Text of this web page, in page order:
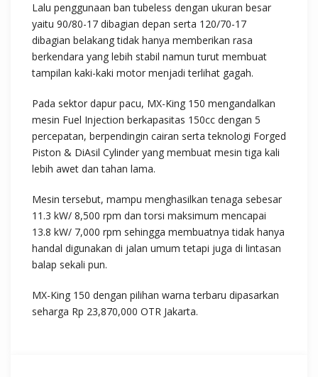
Lalu penggunaan ban tubeless dengan ukuran besar
yaitu 90/80-17 dibagian depan serta 120/70-17
dibagian belakang tidak hanya memberikan rasa
berkendara yang lebih stabil namun turut membuat
tampilan kaki-kaki motor menjadi terlihat gagah.
Pada sektor dapur pacu, MX-King 150 mengandalkan
mesin Fuel Injection berkapasitas 150cc dengan 5
percepatan, berpendingin cairan serta teknologi Forged
Piston & DiAsil Cylinder yang membuat mesin tiga kali
lebih awet dan tahan lama.
Mesin tersebut, mampu menghasilkan tenaga sebesar
11.3 kW/ 8,500 rpm dan torsi maksimum mencapai
13.8 kW/ 7,000 rpm sehingga membuatnya tidak hanya
handal digunakan di jalan umum tetapi juga di lintasan
balap sekali pun.
MX-King 150 dengan pilihan warna terbaru dipasarkan
seharga Rp 23,870,000 OTR Jakarta.